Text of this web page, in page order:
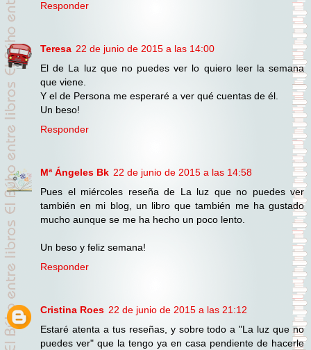
Responder
Teresa 22 de junio de 2015 a las 14:00
El de La luz que no puedes ver lo quiero leer la semana
que viene.
Y el de Persona me esperaré a ver qué cuentas de él.
Un beso!
Responder
Mª Ángeles Bk 22 de junio de 2015 a las 14:58
Pues el miércoles reseña de La luz que no puedes ver
también en mi blog, un libro que también me ha gustado
mucho aunque se me ha hecho un poco lento.
Un beso y feliz semana!
Responder
Cristina Roes 22 de junio de 2015 a las 21:12
Estaré atenta a tus reseñas, y sobre todo a "La luz que no
puedes ver" que la tengo ya en casa pendiente de hacerle